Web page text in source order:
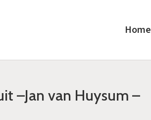
Home
–Jan van Huysum –